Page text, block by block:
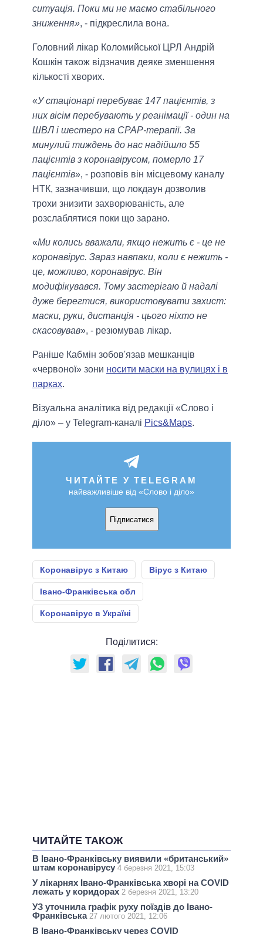
ситуація. Поки ми не маємо стабільного
зниження», - підкреслила вона.
Головний лікар Коломийської ЦРЛ Андрій
Кошкін також відзначив деяке зменшення
кількості хворих.
«У стаціонарі перебуває 147 пацієнтів, з
них вісім перебувають у реанімації - один на
ШВЛ і шестеро на CPAP-терапії. За
минулий тиждень до нас надійшло 55
пацієнтів з коронавірусом, померло 17
пацієнтів», - розповів він місцевому каналу
НТК, зазначивши, що локдаун дозволив
трохи знизити захворюваність, але
розслаблятися поки що зарано.
«Ми колись вважали, якщо нежить є - це не
коронавірус. Зараз навпаки, коли є нежить -
це, можливо, коронавірус. Він
модифікувався. Тому застерігаю й надалі
дуже берегтися, використовувати захист:
маски, руки, дистанція - цього ніхто не
скасовував», - резюмував лікар.
Раніше Кабмін зобов'язав мешканців
«червоної» зони носити маски на вулицях і в
парках.
Візуальна аналітика від редакції «Слово і
діло» – у Telegram-каналі Pics&Maps.
ЧИТАЙТЕ У TELEGRAM
найважливіше від «Слово і діло»
Підписатися
Коронавірус з Китаю Вірус з Китаю
Івано-Франківська обл
Коронавірус в Україні
Поділитися:
ЧИТАЙТЕ ТАКОЖ
В Івано-Франківську виявили «британський»
штам коронавірусу 4 березня 2021, 15:03
У лікарнях Івано-Франківська хворі на COVID
лежать у коридорах 2 березня 2021, 13:20
УЗ уточнила графік руху поїздів до Івано-
Франківська 27 лютого 2021, 12:06
В Івано-Франківську через COVID